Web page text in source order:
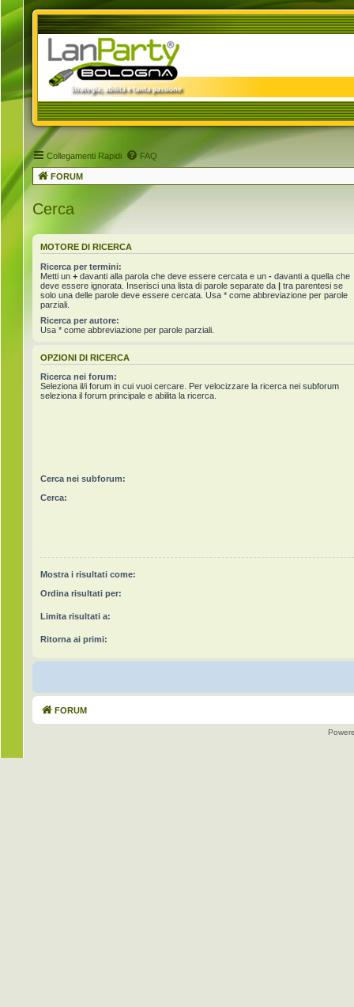
Collegamenti Rapidi FAQ
FORUM
Cerca
MOTORE DI RICERCA
Ricerca per termini:
Metti un + davanti alla parola che deve essere cercata e un - davanti a quella che
deve essere ignorata. Inserisci una lista di parole separate da | tra parentesi se
solo una delle parole deve essere cercata. Usa * come abbreviazione per parole
parziali.
Ricerca per autore:
Usa * come abbreviazione per parole parziali.
OPZIONI DI RICERCA
Ricerca nei forum:
Seleziona il/i forum in cui vuoi cercare. Per velocizzare la ricerca nei subforum
seleziona il forum principale e abilita la ricerca.
Cerca nei subforum:
Cerca:
Mostra i risultati come:
Ordina risultati per:
Limita risultati a:
Ritorna ai primi:
FORUM